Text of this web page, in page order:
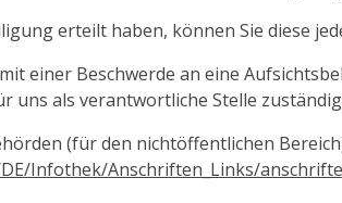
erteilt haben, können Sie diese
einer Beschwerde an eine
uns als verantwortliche Stelle
(für den nichtöffentlichen
Infothek/Anschriften_Links/